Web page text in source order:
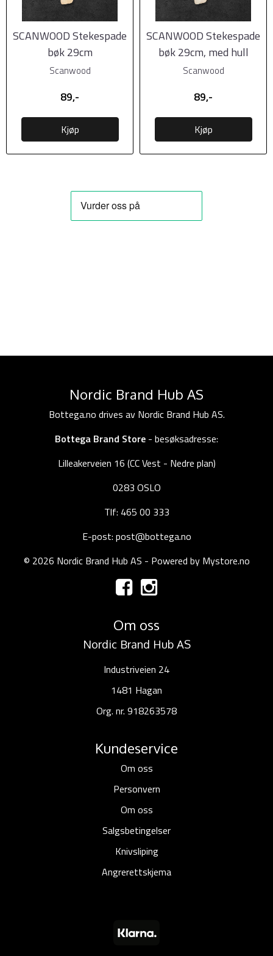
SCANWOOD Stekespade
bøk 29cm
Scanwood
89,-
Kjøp
SCANWOOD Stekespade
bøk 29cm, med hull
Scanwood
89,-
Kjøp
Nordic Brand Hub AS
Bottega.no drives av Nordic Brand Hub AS.
Bottega Brand Store - besøksadresse:
Lilleakerveien 16 (CC Vest - Nedre plan)
0283 OSLO
Tlf: 465 00 333
E-post: post@bottega.no
© 2026 Nordic Brand Hub AS - Powered by Mystore.no
Om oss
Nordic Brand Hub AS
Industriveien 24
1481 Hagan
Org. nr. 918263578
Kundeservice
Om oss
Personvern
Om oss
Salgsbetingelser
Knivsliping
Angrerettskjema